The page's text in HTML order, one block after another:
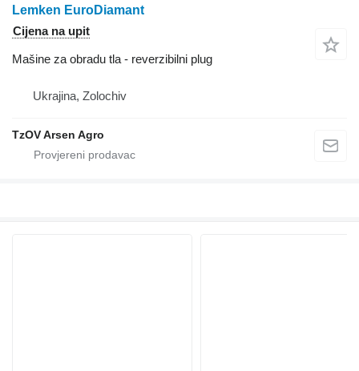
Lemken EuroDiamant
Cijena na upit
Mašine za obradu tla - reverzibilni plug
Ukrajina, Zolochiv
TzOV Arsen Agro